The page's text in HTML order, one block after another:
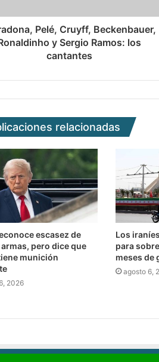
Pelé, Cruyff, Beckenbauer,
y Sergio Ramos: los
cantantes
relacionadas
escasez de
pero dice que
munición
2026
Los
para
meses de
agosto 6,